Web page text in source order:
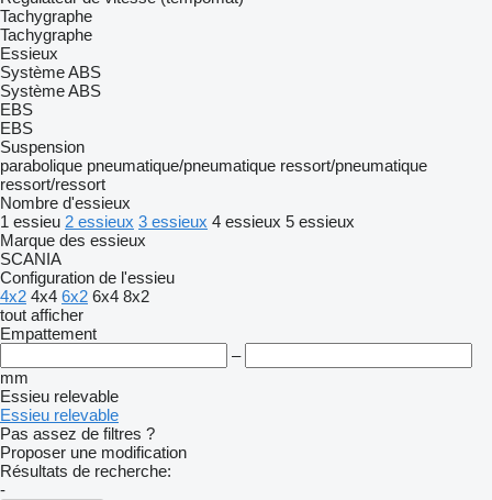
Tachygraphe
Tachygraphe
Essieux
Système ABS
Système ABS
EBS
EBS
Suspension
parabolique pneumatique/pneumatique ressort/pneumatique
ressort/ressort
Nombre d'essieux
1 essieu 2 essieux 3 essieux 4 essieux 5 essieux
Marque des essieux
SCANIA
Configuration de l'essieu
4x2 4x4 6x2 6x4 8x2
tout afficher
Empattement
–
mm
Essieu relevable
Essieu relevable
Pas assez de filtres ?
Proposer une modification
Résultats de recherche:
-